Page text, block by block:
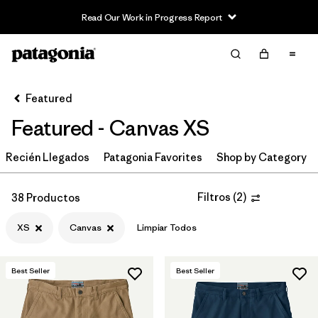
Read Our Work in Progress Report
Filter & Sort Limpiar Todos
Ordenar Por
Filtrar por
Category
Filtrar por
Price
Filtrar por
Size
Filtrar por
Fit
Filtrar por
Color
Featured
Featured - Canvas XS
Recién Llegados Patagonia Favorites Shop by Category
38 Productos Filtros (2)
XS Canvas Limpiar Todos
Best Seller Best Seller